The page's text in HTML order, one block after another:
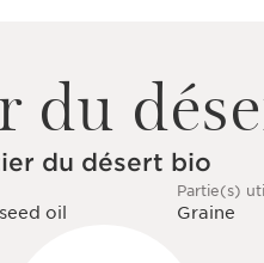
du
du désert bio
oil
Partie(s)
Graine